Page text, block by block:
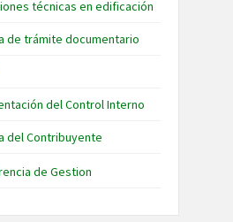
técnicas en edificación
de trámite documentario
del Control Interno
del Contribuyente
de Gestion